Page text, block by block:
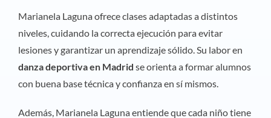
Marianela Laguna ofrece clases adaptadas a distintos
niveles, cuidando la correcta ejecución para evitar
lesiones y garantizar un aprendizaje sólido. Su labor en
danza deportiva en Madrid se orienta a formar alumnos
con buena base técnica y confianza en sí mismos.
Además, Marianela Laguna entiende que cada niño tiene